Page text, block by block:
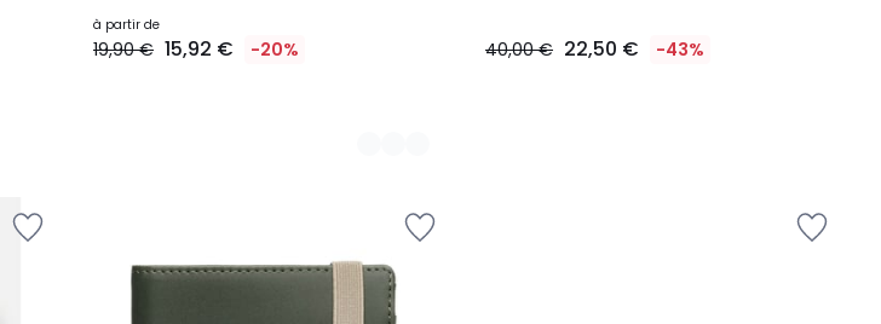
à partir de
19,90 € 15,92 € -20% 40,00 € 22,50 € -43%